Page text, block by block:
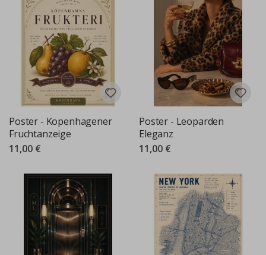
Poster - Kopenhagener
Fruchtanzeige
11,00 €
Poster - Leoparden
Eleganz
11,00 €